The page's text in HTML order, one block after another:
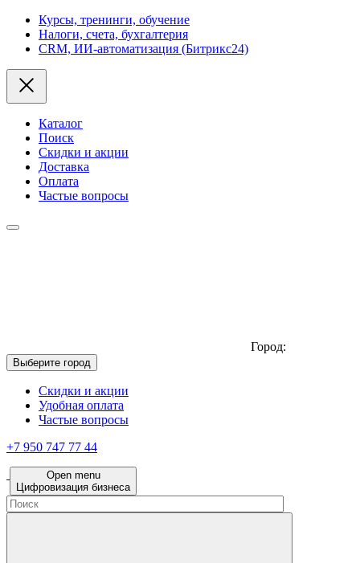
Курсы, тренинги, обучение
Налоги, счета, бухгалтерия
CRM, ИИ-автоматизация (Битрикс24)
Каталог
Поиск
Скидки и акции
Доставка
Оплата
Частые вопросы
Город:
Выберите город
Скидки и акции
Удобная оплата
Частые вопросы
+7 950 747 77 44
Open menu
Цифровизация бизнеса